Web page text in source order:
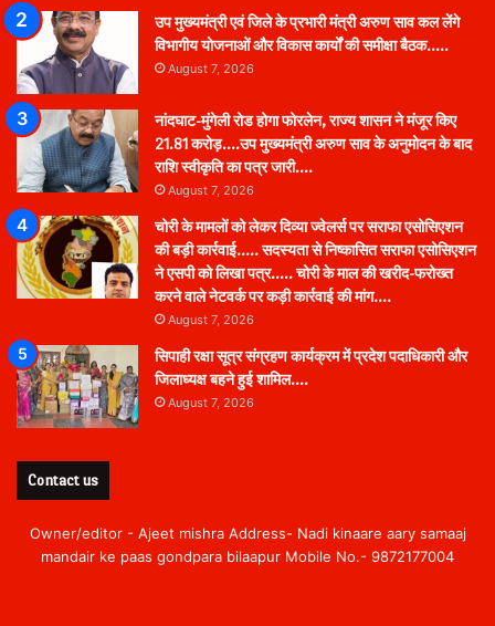
उप मुख्यमंत्री एवं जिले के प्रभारी मंत्री अरुण साव कल लेंगे
विभागीय योजनाओं और विकास कार्यों की समीक्षा बैठक…..
August 7, 2026
नांदघाट-मुंगेली रोड होगा फोरलेन, राज्य शासन ने मंजूर किए
21.81 करोड़….उप मुख्यमंत्री अरुण साव के अनुमोदन के बाद
राशि स्वीकृति का पत्र जारी….
August 7, 2026
चोरी के मामलों को लेकर दिव्या ज्वेलर्स पर सराफा एसोसिएशन
की बड़ी कार्रवाई….. सदस्यता से निष्कासित सराफा एसोसिएशन
ने एसपी को लिखा पत्र….. चोरी के माल की खरीद-फरोख्त
करने वाले नेटवर्क पर कड़ी कार्रवाई की मांग….
August 7, 2026
सिपाही रक्षा सूत्र संग्रहण कार्यक्रम में प्रदेश पदाधिकारी और
जिलाध्यक्ष बहने हुई शामिल….
August 7, 2026
Contact us
Owner/editor - Ajeet mishra Address- Nadi kinaare aary samaaj
mandair ke paas gondpara bilaapur Mobile No.- 9872177004